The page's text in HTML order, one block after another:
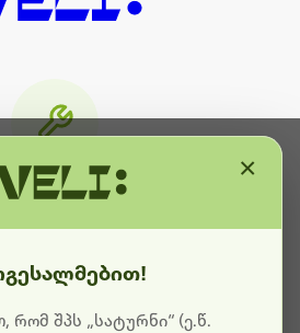
შეფერხებისთვის. ამჟამად
განახლება და ტექნიკური
რომ შპს „სატურნი“ (ე.წ.
×